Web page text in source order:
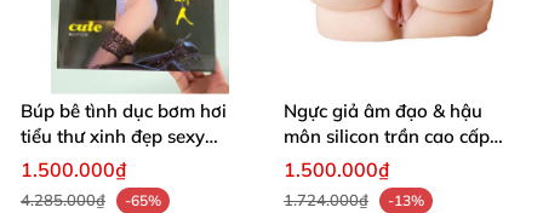
Búp bê tình dục bơm hơi
tiểu thư xinh đẹp sexy
quyến rũ rung rên như thật
1.500.000₫
4.285.000₫
-65%
Ngực giả âm đạo & hậu
môn silicon trần cao cấp
mềm mịn - Man
Mastuebator 3kg
1.500.000₫
1.724.000₫
-13%